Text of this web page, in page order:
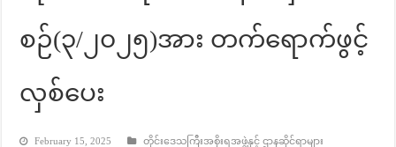
စဉ်(၃/၂၀၂၅)အား တက်ရောက်ဖွင့်
လှစ်ပေး
February 15, 2025
တိုင်းဒေသကြီးအစိုးရအဖွဲ့နှင့် ဌာနဆိုင်ရာများ